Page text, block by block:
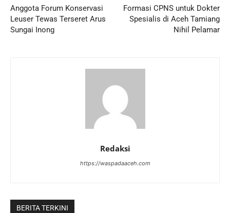
Anggota Forum Konservasi
Leuser Tewas Terseret Arus
Sungai Inong
Formasi CPNS untuk Dokter
Spesialis di Aceh Tamiang
Nihil Pelamar
Redaksi
https://waspadaaceh.com
BERITA TERKINI